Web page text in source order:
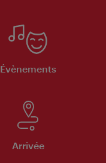
Évènements
Arrivée